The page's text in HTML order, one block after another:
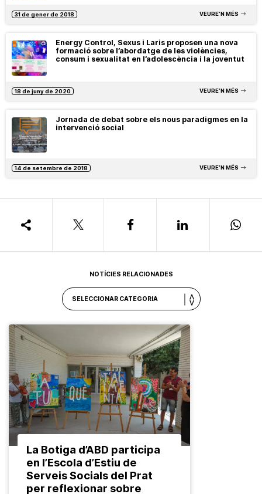
31 de gener de 2018 VEURE’N MÉS
Energy Control, Sexus i Laris proposen una nova
formació sobre l’abordatge de les violències,
consum i sexualitat en l’adolescència i la joventut
18 de juny de 2020 VEURE’N MÉS
Jornada de debat sobre els nous paradigmes en la
intervenció social
14 de setembre de 2018 VEURE’N MÉS
NOTÍCIES RELACIONADES
La Botiga d’ABD participa
en l’Escola d’Estiu de
Serveis Socials del Prat
per reflexionar sobre